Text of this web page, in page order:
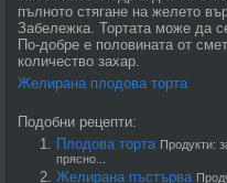
пълното стягане на желето
Забележка. Тортата може да
По-добре е половината от
количество захар.
Желирана плодова торта
Подобни рецепти:
Плодова торта Продукти:
прясно...
Желирана пъстърва